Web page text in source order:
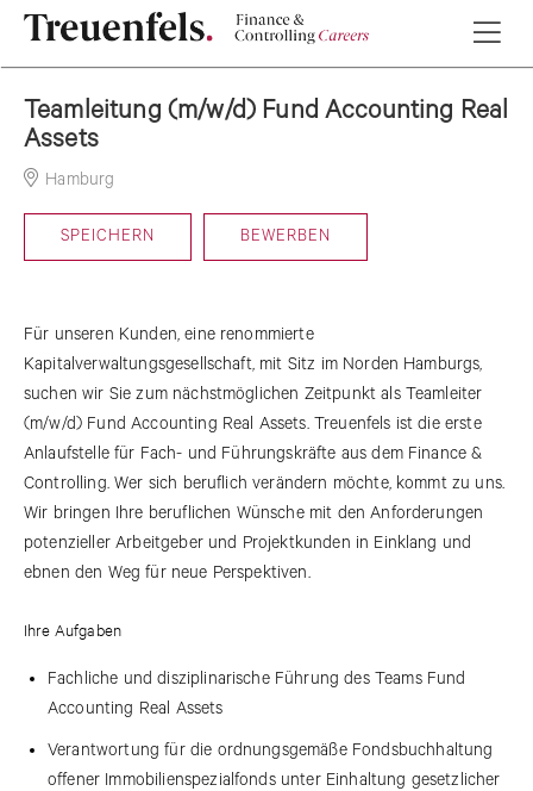
Teamleitung (m/w/d) Fund Accounting Real
Assets
Hamburg
SPEICHERN BEWERBEN
Für unseren Kunden, eine renommierte
Kapitalverwaltungsgesellschaft, mit Sitz im Norden Hamburgs,
suchen wir Sie zum nächstmöglichen Zeitpunkt als Teamleiter
(m/w/d) Fund Accounting Real Assets. Treuenfels ist die erste
Anlaufstelle für Fach- und Führungskräfte aus dem Finance &
Controlling. Wer sich beruflich verändern möchte, kommt zu uns.
Wir bringen Ihre beruflichen Wünsche mit den Anforderungen
potenzieller Arbeitgeber und Projektkunden in Einklang und
ebnen den Weg für neue Perspektiven.
Ihre Aufgaben
Fachliche und disziplinarische Führung des Teams Fund
Accounting Real Assets
Verantwortung für die ordnungsgemäße Fondsbuchhaltung
offener Immobilienspezialfonds unter Einhaltung gesetzlicher